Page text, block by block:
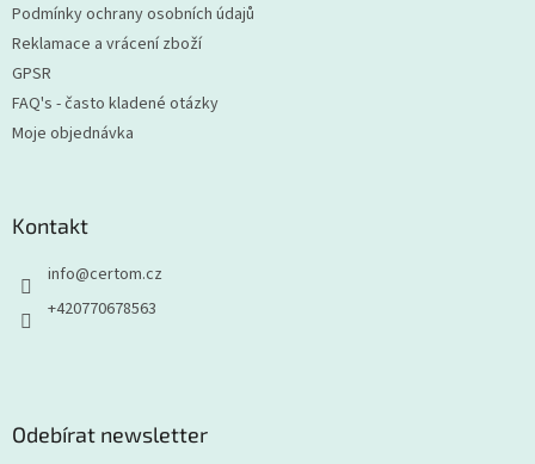
Podmínky ochrany osobních údajů
Reklamace a vrácení zboží
GPSR
FAQ's - často kladené otázky
Moje objednávka
Kontakt
info@certom.cz
+420770678563
Odebírat newsletter